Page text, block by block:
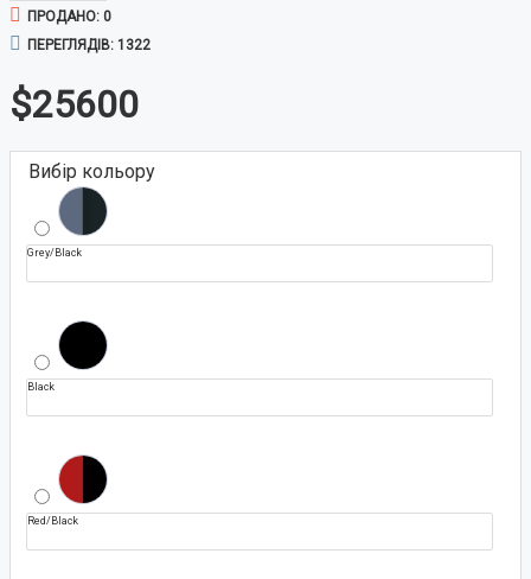
ПРОДАНО: 0
ПЕРЕГЛЯДІВ: 1322
$25600
Вибір кольору
Grey/Black
Black
Red/Black